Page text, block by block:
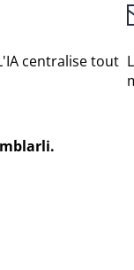
centralise tout